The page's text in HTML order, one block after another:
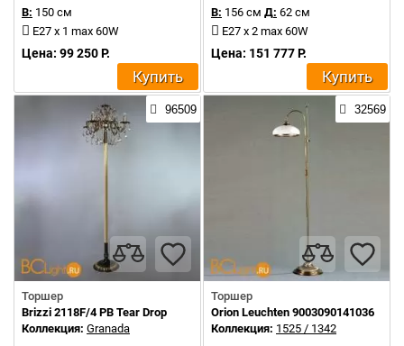
В: 150 см
E27 x 1 max 60W
Цена: 99 250 Р.
Купить
В: 156 см Д: 62 см
E27 x 2 max 60W
Цена: 151 777 Р.
Купить
96509
Торшер
Brizzi 2118F/4 PB Tear Drop
Коллекция: Granada
32569
Торшер
Orion Leuchten 9003090141036
Коллекция: 1525 / 1342